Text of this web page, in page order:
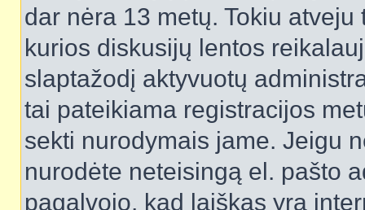
dar nėra 13 metų. Tokiu
kurios diskusijų lentos
slaptažodį aktyvuotų
tai pateikiama registracijos
sekti nurodymais jame. Jeigu
nurodėte neteisingą el. pašto
pagalvojo, kad laiškas yra